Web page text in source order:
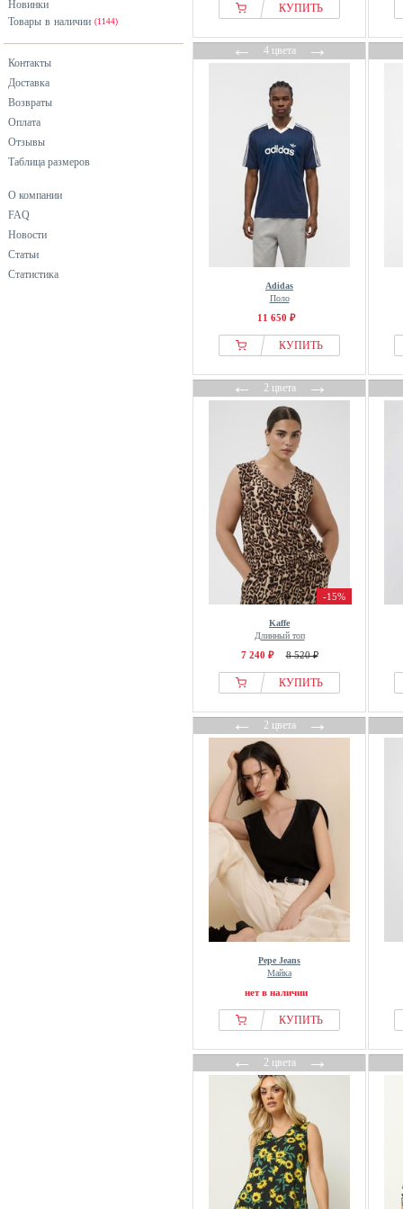
Betty Barclay
BIDI BADU
Bimba Y Lola
BIZUU
Blue Seven
Bobo Choses
BOSS
BRAX
Новинки
Товары в наличии (1144)
Контакты
Доставка
Возвраты
Оплата
Отзывы
Таблица размеров
О компании
FAQ
Новости
Статьи
Статистика
КУПИТЬ
←4 цвета→
Adidas
Поло
11 650 ₽
КУПИТЬ
←2 цвета→
-15%
Kaffe
Длинный топ
7 240 ₽ 8 520 ₽
КУПИТЬ
←2 цвета→
Pepe Jeans
Майка
нет в наличии
КУПИТЬ
←2 цвета→